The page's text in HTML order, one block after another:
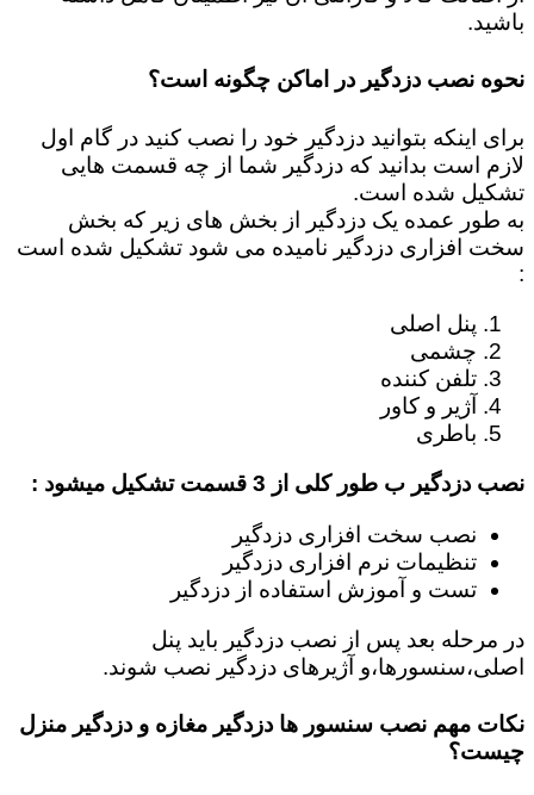
باشید.
نحوه نصب دزدگیر در اماکن چگونه است؟
برای اینکه بتوانید دزدگیر خود را نصب کنید در گام اول
لازم است بدانید که دزدگیر شما از چه قسمت هایی
تشکیل شده است.
به طور عمده یک دزدگیر از بخش های زیر که بخش
سخت افزاری دزدگیر نامیده می شود تشکیل شده است
:
پنل اصلی
چشمی
تلفن کننده
آژیر و کاور
باطری
نصب دزدگیر ب طور کلی از 3 قسمت تشکیل میشود :
نصب سخت افزاری دزدگیر
تنظیمات نرم افزاری دزدگیر
تست و آموزش استفاده از دزدگیر
در مرحله بعد پس از نصب دزدگیر باید پنل
اصلی،سنسورها،و آژیرهای دزدگیر نصب شوند.
نکات مهم نصب سنسور ها دزدگیر مغازه و دزدگیر منزل
چیست؟